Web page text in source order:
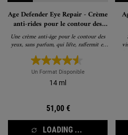
Age Defender Eye Repair - Crème
anti-rides pour le contour des
yeux
Une crème anti-âge pour le contour des
yeux, sans parfum, qui lifte, raffermit et
réduit visiblement les cernes.
Un Format Disponible
14 ml
51,00 €
LOADING ...